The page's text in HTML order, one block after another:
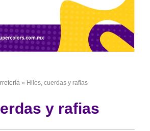
» Hilos, cuerdas y rafias
y rafias